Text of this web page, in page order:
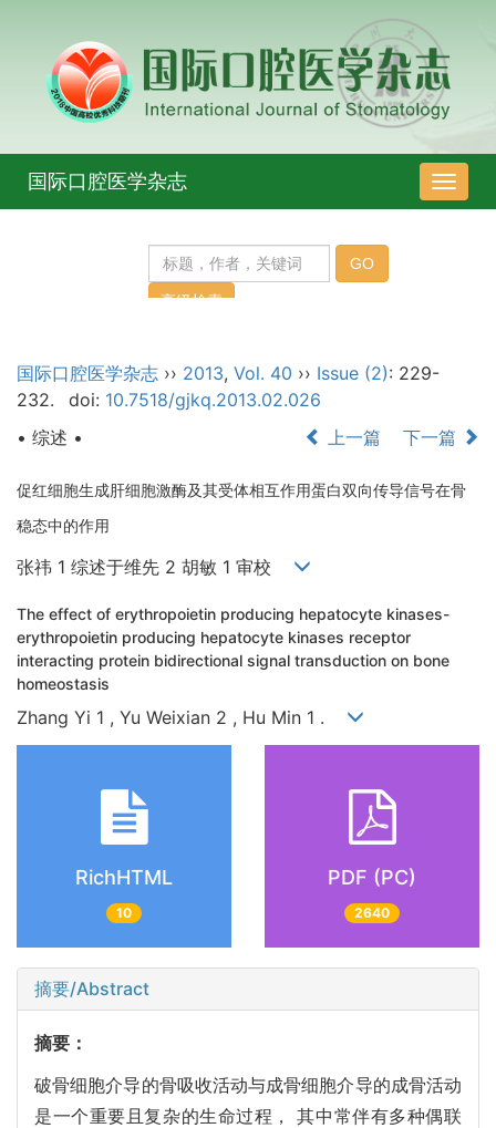
导
航
国际口腔医学杂志
国际口腔医学杂志 ›› 2013, Vol. 40 ›› Issue (2): 229-
232.
doi: 10.7518/gjkq.2013.02.026
• 综述 •
上一篇 下一篇
促红细胞生成肝细胞激酶及其受体相互作用蛋白双向传导信号在骨
稳态中的作用
张祎 1 综述于维先 2 胡敏 1 审校
The effect of erythropoietin producing hepatocyte kinases-
erythropoietin producing hepatocyte kinases receptor
interacting protein bidirectional signal transduction on bone
homeostasis
Zhang Yi 1 , Yu Weixian 2 , Hu Min 1 .
RichHTML
10
PDF (PC)
2640
摘要/Abstract
摘要：
破骨细胞介导的骨吸收活动与成骨细胞介导的成骨活动
是一个重要且复杂的生命过程， 其中常伴有多种偶联